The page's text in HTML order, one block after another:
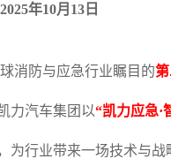
年10月13日
消防与应急行业瞩目的
力汽车集团以“凯力应急·
为行业带来一场技术与战